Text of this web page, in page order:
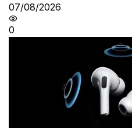
07/08/2026
0